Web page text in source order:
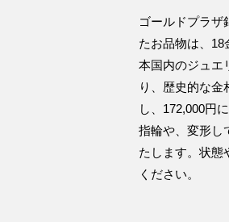
ゴールドプラザ
たお品物は、18
本国内のジュエ
り、歴史的な
し、172,000円
指輪や、変形し
たします。状態
ください。